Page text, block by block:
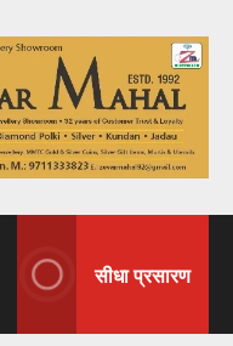
सीधा प्रसारण